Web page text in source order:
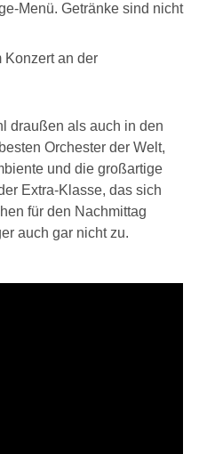
Menü. Getränke sind nicht
Konzert an der
draußen als auch in den
Orchester der Welt,
und die großartige
Extra-Klasse, das sich
für den Nachmittag
auch gar nicht zu.